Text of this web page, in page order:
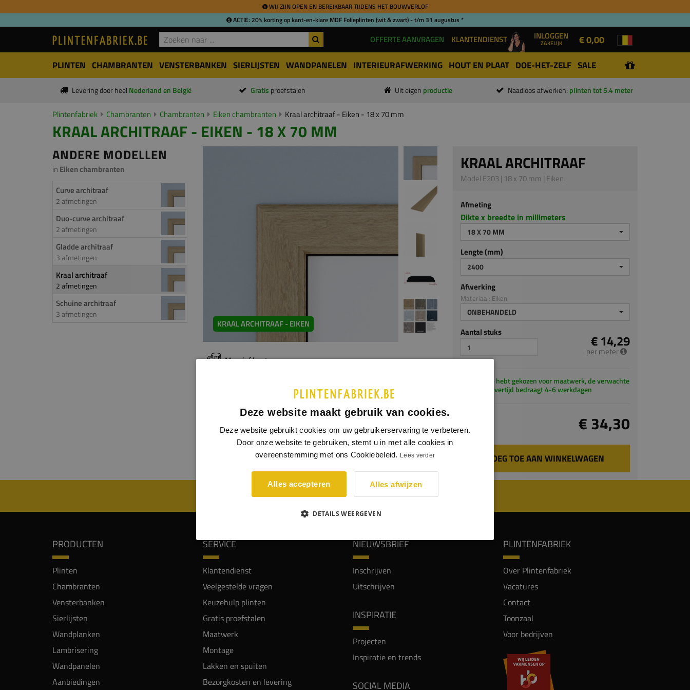
WIJ ZIJN OPEN EN BEREIKBAAR TIJDENS HET BOUWVERLOF
ACTIE: 20% korting op kant-en-klare MDF Folieplinten (wit & zwart) - t/m 31 augustus *
OFFERTE AANVRAGEN KLANTENDIENST INLOGGEN
ZAKELIJK € 0,00
PLINTEN CHAMBRANTEN VENSTERBANKEN SIERLIJSTEN WANDPANELEN INTERIEURAFWERKING HOUT EN PLAAT DOE-HET-ZELF SALE
Levering door heel Nederland en België Gratis proefstalen Uit eigen productie Naadloos afwerken: plinten tot 5.4 meter
Plintenfabriek Chambranten Chambranten Eiken chambranten Kraal architraaf - Eiken - 18 x 70 mm
KRAAL ARCHITRAAF - EIKEN - 18 X 70 MM
ANDERE MODELLEN
in Eiken chambranten
Curve architraaf
2 afmetingen
Duo-curve architraaf
2 afmetingen
Gladde architraaf
3 afmetingen
Kraal architraaf
2 afmetingen
Schuine architraaf
3 afmetingen
KRAAL ARCHITRAAF - EIKEN
Massief hout
SPECIFICATIES
Over dit product is nog geen extra productinformatie beschikbaar
KRAAL ARCHITRAAF
Model E203 | 18 x 70 mm | Eiken
Afmeting
Dikte x breedte in millimeters
18 X 70 MM
Lengte (mm)
2400
Afwerking
Materiaal: Eiken
ONBEHANDELD
Aantal stuks € 14,29
per meter
Je hebt gekozen voor maatwerk, de verwachte
levertijd bedraagt 4-6 werkdagen
incl. BTW € 34,30
VOEG TOE AAN WINKELWAGEN
WIJ WORDEN BEOORDEELD MET EEN 8.8
PRODUCTEN
Plinten
Chambranten
Vensterbanken
Sierlijsten
Wandplanken
Lambrisering
Wandpanelen
Aanbiedingen
SERVICE
Klantendienst
Veelgestelde vragen
Keuzehulp plinten
Gratis proefstalen
Maatwerk
Montage
Lakken en spuiten
Bezorgkosten en levering
NIEUWSBRIEF
Inschrijven
Uitschrijven
INSPIRATIE
Projecten
Inspiratie en trends
SOCIAL MEDIA
PLINTENFABRIEK
Over Plintenfabriek
Vacatures
Contact
Toonzaal
Voor bedrijven
Deze website maakt gebruik van cookies.
Deze website gebruikt cookies om uw gebruikerservaring te verbeteren.
Door onze website te gebruiken, stemt u in met alle cookies in
overeenstemming met ons Cookiebeleid. Lees verder
Alles accepteren Alles afwijzen
DETAILS WEERGEVEN